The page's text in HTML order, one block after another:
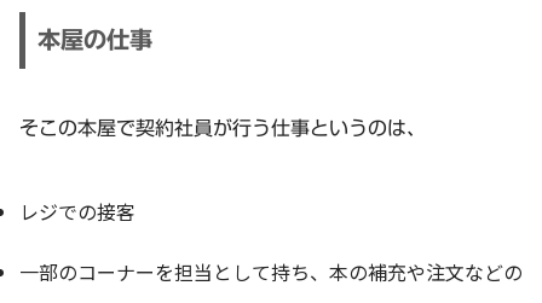
本屋の仕事
そこの本屋で契約社員が行う仕事というのは、
レジでの接客
一部のコーナーを担当として持ち、本の補充や注文などの